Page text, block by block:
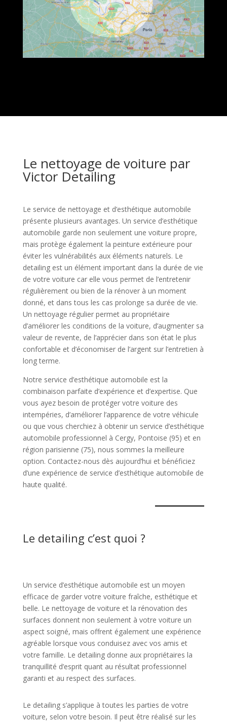
Le nettoyage de voiture par
Victor Detailing
Le service de nettoyage et d’esthétique automobile
présente plusieurs avantages. Un service d’esthétique
automobile garde non seulement une voiture propre,
mais protège également la peinture extérieure pour
éviter les vulnérabilités aux éléments naturels. Le
detailing est un élément important dans la durée de vie
de votre voiture car elle vous permet de l’entretenir
régulièrement ou bien de la rénover à un moment
donné, et dans tous les cas prolonge sa durée de vie.
Un nettoyage régulier permet au propriétaire
d’améliorer les conditions de la voiture, d’augmenter sa
valeur de revente, de l’apprécier dans son état le plus
confortable et d’économiser de l’argent sur l’entretien à
long terme.
Notre service d’esthétique automobile est la
combinaison parfaite d’expérience et d’expertise. Que
vous ayez besoin de protéger votre voiture des
intempéries, d’améliorer l’apparence de votre véhicule
ou que vous cherchiez à obtenir un service d’esthétique
automobile professionnel à Cergy, Pontoise (95) et en
région parisienne (75), nous sommes la meilleure
option. Contactez-nous dès aujourd’hui et bénéficiez
d’une expérience de service d’esthétique automobile de
haute qualité.
Le detailing c’est quoi ?
Un service d’esthétique automobile est un moyen
efficace de garder votre voiture fraîche, esthétique et
belle. Le nettoyage de voiture et la rénovation des
surfaces donnent non seulement à votre voiture un
aspect soigné, mais offrent également une expérience
agréable lorsque vous conduisez avec vos amis et
votre famille. Le detailing donne aux propriétaires la
tranquillité d’esprit quant au résultat professionnel
garanti et au respect des surfaces.
Le detailing s’applique à toutes les parties de votre
voiture, selon votre besoin. Il peut être réalisé sur les